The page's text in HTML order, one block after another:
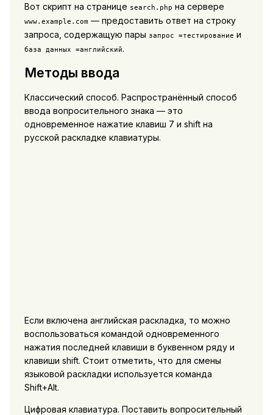
Вот скрипт на странице search.php на сервере
www.example.com— предоставить ответ на строку
запроса, содержащую пары запрос =тестирование и
база данных =английский.
Методы ввода
Классический способ. Распространённый способ
ввода вопросительного знака — это
одновременное нажатие клавиш 7 и shift на
русской раскладке клавиатуры.
Если включена английская раскладка, то можно
воспользоваться командой одновременного
нажатия последней клавиши в буквенном ряду и
клавиши shift. Стоит отметить, что для смены
языковой раскладки используется команда
Shift+Alt.
Цифровая клавиатура. Поставить вопросительный